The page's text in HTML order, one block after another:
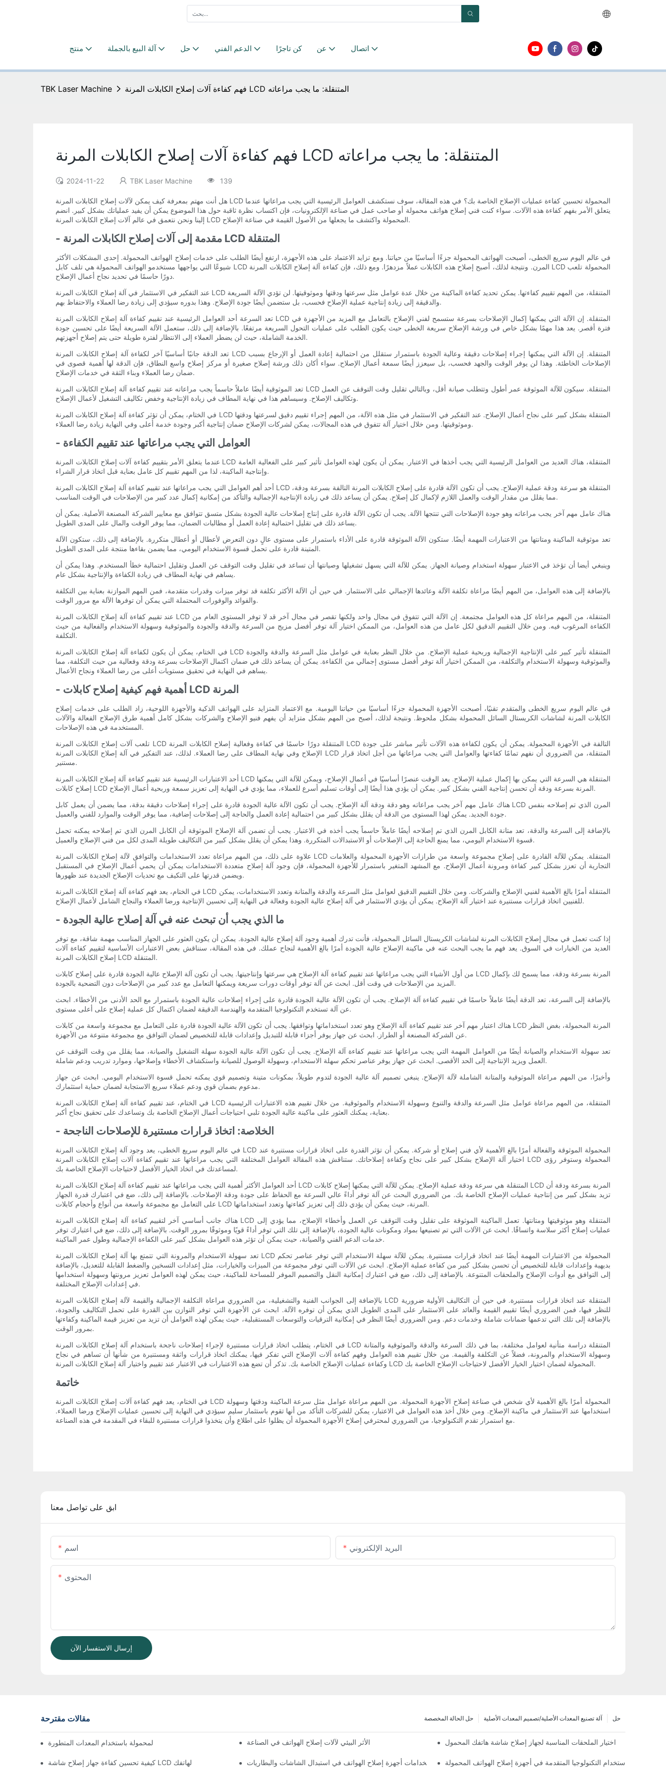
منتج آلة البيع بالجملة حل الدعم الفني كن تاجرًا عن اتصال
TBK Laser Machine فهم كفاءة آلات إصلاح الكابلات المرنة LCD المتنقلة: ما يجب مراعاته
فهم كفاءة آلات إصلاح الكابلات المرنة LCD المتنقلة: ما يجب مراعاته
2024-11-22 TBK Laser Machine 139
هل أنت مهتم بمعرفة كيف يمكن لآلات إصلاح الكابلات المرنة LCD المحمولة تحسين كفاءة عمليات الإصلاح الخاصة بك؟ في هذه المقالة، سوف نستكشف العوامل الرئيسية التي يجب مراعاتها عندما
يتعلق الأمر بفهم كفاءة هذه الآلات. سواء كنت فني إصلاح هواتف محمولة أو صاحب عمل في صناعة الإلكترونيات، فإن اكتساب نظرة ثاقبة حول هذا الموضوع يمكن أن يفيد عملياتك بشكل كبير. انضم
إلينا ونحن نتعمق في عالم آلات إصلاح الكابلات المرنة LCD المحمولة واكتشف ما يجعلها من الأصول القيمة في صناعة الإصلاح.
- مقدمة إلى آلات إصلاح الكابلات المرنة LCD المتنقلة
في عالم اليوم سريع الخطى، أصبحت الهواتف المحمولة جزءًا أساسيًا من حياتنا. ومع تزايد الاعتماد على هذه الأجهزة، ارتفع أيضًا الطلب على خدمات إصلاح الهواتف المحمولة. إحدى المشكلات الأكثر
شيوعًا التي يواجهها مستخدمو الهواتف المحمولة هي تلف كابل LCD المرن. ونتيجة لذلك، أصبح إصلاح هذه الكابلات عملاً مزدهرًا. ومع ذلك، فإن كفاءة آلة إصلاح الكابلات المرنة LCD المحمولة تلعب
دورًا حاسمًا في تحديد نجاح أعمال الإصلاح.
عند التفكير في الاستثمار في آلة إصلاح الكابلات المرنة LCD المتنقلة، من المهم تقييم كفاءتها. يمكن تحديد كفاءة الماكينة من خلال عدة عوامل مثل سرعتها ودقتها وموثوقيتها. لن تؤدي الآلة السريعة
والدقيقة إلى زيادة إنتاجية عملية الإصلاح فحسب، بل ستضمن أيضًا جودة الإصلاح. وهذا بدوره سيؤدي إلى زيادة رضا العملاء والاحتفاظ بهم.
تعد السرعة أحد العوامل الرئيسية عند تقييم كفاءة آلة إصلاح الكابلات المرنة LCD المتنقلة. إن الآلة التي يمكنها إكمال الإصلاحات بسرعة ستسمح لفني الإصلاح بالتعامل مع المزيد من الأجهزة في
فترة أقصر. يعد هذا مهمًا بشكل خاص في ورشة الإصلاح سريعة الخطى حيث يكون الطلب على عمليات التحول السريعة مرتفعًا. بالإضافة إلى ذلك، ستعمل الآلة السريعة أيضًا على تحسين جودة
الخدمة الشاملة، حيث لن يضطر العملاء إلى الانتظار لفترة طويلة حتى يتم إصلاح أجهزتهم.
تعد الدقة جانبًا أساسيًا آخر لكفاءة آلة إصلاح الكابلات المرنة LCD المتنقلة. إن الآلة التي يمكنها إجراء إصلاحات دقيقة وعالية الجودة باستمرار ستقلل من احتمالية إعادة العمل أو الإرجاع بسبب
الإصلاحات الخاطئة. وهذا لن يوفر الوقت والجهد فحسب، بل سيعزز أيضًا سمعة أعمال الإصلاح. سواء أكان ذلك ورشة إصلاح صغيرة أو مركز إصلاح واسع النطاق، فإن الدقة لها أهمية قصوى في
ضمان رضا العملاء وبناء الثقة في خدمات الإصلاح.
تعد الموثوقية أيضًا عاملاً حاسماً يجب مراعاته عند تقييم كفاءة آلة إصلاح الكابلات المرنة LCD المتنقلة. سيكون للآلة الموثوقة عمر أطول وتتطلب صيانة أقل، وبالتالي تقليل وقت التوقف عن العمل
وتكاليف الإصلاح. وسيساهم هذا في نهاية المطاف في زيادة الإنتاجية وخفض تكاليف التشغيل لأعمال الإصلاح.
في الختام، يمكن أن تؤثر كفاءة آلة إصلاح الكابلات المرنة LCD المتنقلة بشكل كبير على نجاح أعمال الإصلاح. عند التفكير في الاستثمار في مثل هذه الآلة، من المهم إجراء تقييم دقيق لسرعتها ودقتها
وموثوقيتها. ومن خلال اختيار آلة تتفوق في هذه المجالات، يمكن لشركات الإصلاح ضمان إنتاجية أكبر وجودة خدمة أعلى وفي النهاية زيادة رضا العملاء.
- العوامل التي يجب مراعاتها عند تقييم الكفاءة
عندما يتعلق الأمر بتقييم كفاءة آلات إصلاح الكابلات المرنة LCD المتنقلة، هناك العديد من العوامل الرئيسية التي يجب أخذها في الاعتبار. يمكن أن يكون لهذه العوامل تأثير كبير على الفعالية العامة
وإنتاجية الماكينة، لذا من المهم تقييم كل عامل بعناية قبل اتخاذ قرار الشراء.
أحد أهم العوامل التي يجب مراعاتها عند تقييم كفاءة آلة إصلاح الكابلات المرنة LCD المتنقلة هو سرعة ودقة عملية الإصلاح. يجب أن تكون الآلة قادرة على إصلاح الكابلات المرنة التالفة بسرعة ودقة،
مما يقلل من مقدار الوقت والعمل اللازم لإكمال كل إصلاح. يمكن أن يساعد ذلك في زيادة الإنتاجية الإجمالية والتأكد من إمكانية إكمال عدد كبير من الإصلاحات في الوقت المناسب.
هناك عامل مهم آخر يجب مراعاته وهو جودة الإصلاحات التي تنتجها الآلة. يجب أن تكون الآلة قادرة على إنتاج إصلاحات عالية الجودة بشكل متسق تتوافق مع معايير الشركة المصنعة الأصلية. يمكن أن
يساعد ذلك في تقليل احتمالية إعادة العمل أو مطالبات الضمان، مما يوفر الوقت والمال على المدى الطويل.
تعد موثوقية الماكينة ومتانتها من الاعتبارات المهمة أيضًا. ستكون الآلة الموثوقة قادرة على الأداء باستمرار على مستوى عالٍ دون التعرض لأعطال أو أعطال متكررة. بالإضافة إلى ذلك، ستكون الآلة
المتينة قادرة على تحمل قسوة الاستخدام اليومي، مما يضمن بقاءها منتجة على المدى الطويل.
وينبغي أيضا أن تؤخذ في الاعتبار سهولة استخدام وصيانة الجهاز. يمكن للآلة التي يسهل تشغيلها وصيانتها أن تساعد في تقليل وقت التوقف عن العمل وتقليل احتمالية خطأ المستخدم. وهذا يمكن أن
يساهم في نهاية المطاف في زيادة الكفاءة والإنتاجية بشكل عام.
بالإضافة إلى هذه العوامل، من المهم أيضًا مراعاة تكلفة الآلة وعائدها الإجمالي على الاستثمار. في حين أن الآلة الأكثر تكلفة قد توفر ميزات وقدرات متقدمة، فمن المهم الموازنة بعناية بين التكلفة
والفوائد والوفورات المحتملة التي يمكن أن توفرها الآلة مع مرور الوقت.
عند تقييم كفاءة آلة إصلاح الكابلات المرنة LCD المتنقلة، من المهم مراعاة كل هذه العوامل مجتمعة. إن الآلة التي تتفوق في مجال واحد ولكنها تقصر في مجال آخر قد لا توفر المستوى العام من
الكفاءة المرغوب فيه. ومن خلال التقييم الدقيق لكل عامل من هذه العوامل، من الممكن اختيار آلة توفر أفضل مزيج من السرعة والدقة والجودة والموثوقية وسهولة الاستخدام والفعالية من حيث
التكلفة.
في الختام، يمكن أن يكون لكفاءة آلة إصلاح الكابلات المرنة LCD المتنقلة تأثير كبير على الإنتاجية الإجمالية وربحية عملية الإصلاح. من خلال النظر بعناية في عوامل مثل السرعة والدقة والجودة
والموثوقية وسهولة الاستخدام والتكلفة، من الممكن اختيار آلة توفر أفضل مستوى إجمالي من الكفاءة. يمكن أن يساعد ذلك في ضمان اكتمال الإصلاحات بسرعة ودقة وفعالية من حيث التكلفة، مما
يساهم في النهاية في تحقيق مستويات أعلى من رضا العملاء ونجاح الأعمال.
- أهمية فهم كيفية إصلاح كابلات LCD المرنة
في عالم اليوم سريع الخطى والمتقدم تقنيًا، أصبحت الأجهزة المحمولة جزءًا أساسيًا من حياتنا اليومية. مع الاعتماد المتزايد على الهواتف الذكية والأجهزة اللوحية، زاد الطلب على خدمات إصلاح
الكابلات المرنة لشاشات الكريستال السائل المحمولة بشكل ملحوظ. ونتيجة لذلك، أصبح من المهم بشكل متزايد أن يفهم فنيو الإصلاح والشركات بشكل كامل أهمية طرق الإصلاح الفعالة والآلات
المستخدمة في هذه الإصلاحات.
تلعب آلات إصلاح الكابلات المرنة LCD المتنقلة دورًا حاسمًا في كفاءة وفعالية إصلاح الكابلات المرنة LCD التالفة في الأجهزة المحمولة. يمكن أن يكون لكفاءة هذه الآلات تأثير مباشر على جودة
الإصلاح وفي نهاية المطاف على رضا العملاء. لذلك، عند التفكير في آلة إصلاح الكابلات المرنة LCD المتنقلة، من الضروري أن نفهم تمامًا كفاءتها والعوامل التي يجب مراعاتها من أجل اتخاذ قرار
مستنير.
أحد الاعتبارات الرئيسية عند تقييم كفاءة آلة إصلاح الكابلات المرنة LCD المتنقلة هي السرعة التي يمكن بها إكمال عملية الإصلاح. يعد الوقت عنصرًا أساسيًا في أعمال الإصلاح، ويمكن للآلة التي يمكنها
إصلاح كابلات LCD المرنة بسرعة ودقة أن تحسن إنتاجية الفني بشكل كبير. يمكن أن يؤدي هذا أيضًا إلى أوقات تسليم أسرع للعملاء، مما يؤدي في النهاية إلى تعزيز سمعة وربحية أعمال الإصلاح.
هناك عامل مهم آخر يجب مراعاته وهو دقة ودقة آلة الإصلاح. يجب أن تكون الآلة عالية الجودة قادرة على إجراء إصلاحات دقيقة بدقة، مما يضمن أن يعمل كابل LCD المرن الذي تم إصلاحه بنفس
جودة الجديد. يمكن لهذا المستوى من الدقة أن يقلل بشكل كبير من احتمالية إعادة العمل والحاجة إلى إصلاحات إضافية، مما يوفر الوقت والموارد للفني والعميل.
بالإضافة إلى السرعة والدقة، تعد متانة الكابل المرن الذي تم إصلاحه أيضًا عاملاً حاسماً يجب أخذه في الاعتبار. يجب أن تضمن آلة الإصلاح الموثوقة أن الكابل المرن الذي تم إصلاحه يمكنه تحمل
قسوة الاستخدام اليومي، مما يمنع الحاجة إلى الإصلاحات أو الاستبدالات المتكررة. وهذا يمكن أن يقلل بشكل كبير من التكاليف طويلة المدى لكل من فني الإصلاح والعميل.
علاوة على ذلك، من المهم مراعاة تعدد الاستخدامات والتوافق لآلة إصلاح الكابلات المرنة LCD المتنقلة. يمكن للآلة القادرة على إصلاح مجموعة واسعة من طرازات الأجهزة المحمولة والعلامات
التجارية أن تعزز بشكل كبير كفاءة ومرونة أعمال الإصلاح. مع المشهد المتغير باستمرار للأجهزة المحمولة، فإن وجود آلة إصلاح متعددة الاستخدامات يمكن أن يحمي أعمال الإصلاح في المستقبل
ويضمن قدرتها على التكيف مع تحديات الإصلاح الجديدة عند ظهورها.
في الختام، يعد فهم كفاءة آلة إصلاح الكابلات المرنة LCD المتنقلة أمرًا بالغ الأهمية لفنيي الإصلاح والشركات. ومن خلال التقييم الدقيق لعوامل مثل السرعة والدقة والمتانة وتعدد الاستخدامات، يمكن
للفنيين اتخاذ قرارات مستنيرة عند اختيار آلة الإصلاح. يمكن أن يؤدي الاستثمار في آلة إصلاح عالية الجودة وفعالة في النهاية إلى تحسين الإنتاجية ورضا العملاء والنجاح الشامل لأعمال الإصلاح.
- ما الذي يجب أن تبحث عنه في آلة إصلاح عالية الجودة
إذا كنت تعمل في مجال إصلاح الكابلات المرنة لشاشات الكريستال السائل المحمولة، فأنت تدرك أهمية وجود آلة إصلاح عالية الجودة. يمكن أن يكون العثور على الجهاز المناسب مهمة شاقة، مع توفر
العديد من الخيارات في السوق. يعد فهم ما يجب البحث عنه في ماكينة الإصلاح عالية الجودة أمرًا بالغ الأهمية لنجاح عملك. في هذه المقالة، سنناقش بعض الاعتبارات الأساسية لتقييم كفاءة آلات
إصلاح الكابلات المرنة LCD المتنقلة.
من أول الأشياء التي يجب مراعاتها عند تقييم كفاءة آلة الإصلاح هي سرعتها وإنتاجيتها. يجب أن تكون آلة الإصلاح عالية الجودة قادرة على إصلاح كابلات LCD المرنة بسرعة ودقة، مما يسمح لك بإكمال
المزيد من الإصلاحات في وقت أقل. ابحث عن آلة توفر أوقات دورات سريعة ويمكنها التعامل مع عدد كبير من الإصلاحات دون التضحية بالجودة.
بالإضافة إلى السرعة، تعد الدقة أيضًا عاملاً حاسمًا في تقييم كفاءة آلة الإصلاح. يجب أن تكون الآلة عالية الجودة قادرة على إجراء إصلاحات عالية الجودة باستمرار مع الحد الأدنى من الأخطاء. ابحث
عن آلة تستخدم التكنولوجيا المتقدمة والهندسة الدقيقة لضمان اكتمال كل عملية إصلاح على أعلى مستوى.
هناك اعتبار مهم آخر عند تقييم كفاءة آلة الإصلاح وهو تعدد استخداماتها وتوافقها. يجب أن تكون الآلة عالية الجودة قادرة على التعامل مع مجموعة واسعة من كابلات LCD المرنة المحمولة، بغض النظر
عن الشركة المصنعة أو الطراز. ابحث عن جهاز يوفر أجزاء قابلة للتبديل وإعدادات قابلة للتخصيص لضمان التوافق مع مجموعة متنوعة من الأجهزة.
تعد سهولة الاستخدام والصيانة أيضًا من العوامل المهمة التي يجب مراعاتها عند تقييم كفاءة آلة الإصلاح. يجب أن تكون الآلة عالية الجودة سهلة التشغيل والصيانة، مما يقلل من وقت التوقف عن
العمل ويزيد الإنتاجية إلى الحد الأقصى. ابحث عن جهاز يوفر عناصر تحكم سهلة الاستخدام، وسهولة الوصول للصيانة واستكشاف الأخطاء وإصلاحها، وموارد تدريب ودعم شاملة.
وأخيرًا، من المهم مراعاة الموثوقية والمتانة الشاملة لآلة الإصلاح. ينبغي تصميم آلة عالية الجودة لتدوم طويلاً، بمكونات متينة وتصميم قوي يمكنه تحمل قسوة الاستخدام اليومي. ابحث عن جهاز
مدعوم بضمان قوي ودعم عملاء سريع الاستجابة لضمان حماية استثمارك.
في الختام، عند تقييم كفاءة آلة إصلاح الكابلات المرنة LCD المتنقلة، من المهم مراعاة عوامل مثل السرعة والدقة والتنوع وسهولة الاستخدام والموثوقية. من خلال تقييم هذه الاعتبارات الرئيسية
بعناية، يمكنك العثور على ماكينة عالية الجودة تلبي احتياجات أعمال الإصلاح الخاصة بك وتساعدك على تحقيق نجاح أكبر.
- الخلاصة: اتخاذ قرارات مستنيرة للإصلاحات الناجحة
في عالم اليوم سريع الخطى، يعد وجود آلة إصلاح الكابلات المرنة LCD المحمولة الموثوقة والفعالة أمرًا بالغ الأهمية لأي فني إصلاح أو شركة. يمكن أن تؤثر القدرة على اتخاذ قرارات مستنيرة عند
اختيار آلة الإصلاح بشكل كبير على نجاح وكفاءة إصلاحاتك. ستناقش هذه المقالة العوامل المختلفة التي يجب مراعاتها عند تقييم كفاءة آلات إصلاح الكابلات المرنة LCD المحمولة وستوفر رؤى
لمساعدتك في اتخاذ الخيار الأفضل لاحتياجات الإصلاح الخاصة بك.
أحد العوامل الأكثر أهمية التي يجب مراعاتها عند تقييم كفاءة آلة إصلاح الكابلات المرنة LCD المتنقلة هي سرعة ودقة عملية الإصلاح. يمكن للآلة التي يمكنها إصلاح كابلات LCD المرنة بسرعة ودقة أن
تزيد بشكل كبير من إنتاجية عمليات الإصلاح الخاصة بك. من الضروري البحث عن آلة توفر أداءً عالي السرعة مع الحفاظ على جودة ودقة الإصلاحات. بالإضافة إلى ذلك، ضع في اعتبارك قدرة الجهاز
على التعامل مع مجموعة واسعة من أنواع وأحجام كابلات LCD المرنة، حيث يمكن أن يؤدي ذلك إلى تعزيز كفاءتها وتعدد استخداماتها.
هناك جانب أساسي آخر لتقييم كفاءة آلة إصلاح الكابلات المرنة LCD المتنقلة وهو موثوقيتها ومتانتها. تعمل الماكينة الموثوقة على تقليل وقت التوقف عن العمل وأخطاء الإصلاح، مما يؤدي إلى
عمليات إصلاح أكثر سلاسة واتساقًا. ابحث عن الآلات التي تم تصنيعها بمواد ومكونات عالية الجودة، بالإضافة إلى تلك التي توفر أداءً قويًا وموثوقًا بمرور الوقت. بالإضافة إلى ذلك، ضع في اعتبارك توفر
خدمات الدعم الفني والصيانة، حيث يمكن أن تؤثر هذه العوامل بشكل كبير على الكفاءة الإجمالية وطول عمر الماكينة.
تعد سهولة الاستخدام والمرونة التي تتمتع بها آلة إصلاح الكابلات المرنة LCD المحمولة من الاعتبارات المهمة أيضًا عند اتخاذ قرارات مستنيرة. يمكن للآلة سهلة الاستخدام التي توفر عناصر تحكم
بديهية وإعدادات قابلة للتخصيص أن تحسن بشكل كبير من كفاءة عملية الإصلاح. ابحث عن الآلات التي توفر مجموعة من الميزات والخيارات، مثل إعدادات التسخين والضغط القابلة للتعديل، بالإضافة
إلى التوافق مع أدوات الإصلاح والملحقات المتنوعة. بالإضافة إلى ذلك، ضع في اعتبارك إمكانية النقل والتصميم الموفر للمساحة للماكينة، حيث يمكن لهذه العوامل تعزيز مرونتها وسهولة استخدامها
في إعدادات الإصلاح المختلفة.
بالإضافة إلى الجوانب الفنية والتشغيلية، من الضروري مراعاة التكلفة الإجمالية والقيمة لآلة إصلاح الكابلات المرنة LCD المتنقلة عند اتخاذ قرارات مستنيرة. في حين أن التكاليف الأولية ضرورية
للنظر فيها، فمن الضروري أيضًا تقييم القيمة والعائد على الاستثمار على المدى الطويل الذي يمكن أن توفره الآلة. ابحث عن الأجهزة التي توفر التوازن بين القدرة على تحمل التكاليف والجودة،
بالإضافة إلى تلك التي تدعمها ضمانات شاملة وخدمات دعم. ومن الضروري أيضًا النظر في إمكانية الترقيات والتوسعات المستقبلية، حيث يمكن لهذه العوامل أن تزيد من تعزيز قيمة الماكينة وكفاءتها
بمرور الوقت.
في الختام، يتطلب اتخاذ قرارات مستنيرة لإجراء إصلاحات ناجحة باستخدام آلة إصلاح الكابلات المرنة LCD المتنقلة دراسة متأنية لعوامل مختلفة، بما في ذلك السرعة والدقة والموثوقية والمتانة
وسهولة الاستخدام والمرونة، فضلاً عن التكلفة والقيمة. من خلال تقييم هذه العوامل وفهم كفاءة آلات الإصلاح التي تفكر فيها، يمكنك اتخاذ قرارات واثقة ومستنيرة من شأنها أن تساهم في نجاح
وكفاءة عمليات الإصلاح الخاصة بك. تذكر أن تضع هذه الاعتبارات في الاعتبار عند تقييم واختيار آلة إصلاح الكابلات المرنة LCD المحمولة لضمان اختيار الخيار الأفضل لاحتياجات الإصلاح الخاصة بك.
خاتمة
في الختام، يعد فهم كفاءة آلات إصلاح الكابلات المرنة LCD المحمولة أمرًا بالغ الأهمية لأي شخص في صناعة إصلاح الأجهزة المحمولة. من المهم مراعاة عوامل مثل سرعة الماكينة ودقتها وسهولة
استخدامها عند الاستثمار في ماكينة الإصلاح. ومن خلال أخذ هذه العوامل في الاعتبار، يمكن للشركات التأكد من أنها تقوم باستثمار سليم سيؤدي في النهاية إلى تحسين عمليات الإصلاح ورضا العملاء.
مع استمرار تقدم التكنولوجيا، من الضروري لمحترفي إصلاح الأجهزة المحمولة أن يظلوا على اطلاع وأن يتخذوا قرارات مستنيرة للبقاء في المقدمة في هذه الصناعة.
ابق على تواصل معنا
اسم البريد الإلكتروني
المحتوى
إرسال الاستفسار الآن
مقالات مقترحة حل آلة تصنيع المعدات الأصلية/تصميم المعدات الأصلية حل الحالة المخصصة
كيفية تحسين سير عمل إصلاح الهواتف المحمولة باستخدام المعدات المتطورةالأثر البيئي لآلات إصلاح الهواتف في الصناعة اختيار الملحقات المناسبة لجهاز إصلاح شاشة هاتفك المحمول
كيفية تحسين كفاءة جهاز إصلاح شاشة LCD لهاتفك استخدامات أجهزة إصلاح الهواتف في استبدال الشاشات والبطاريات فوائد استخدام التكنولوجيا المتقدمة في أجهزة إصلاح الهواتف المحمولة